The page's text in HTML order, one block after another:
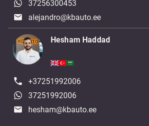
37256300453
alejandro@kbauto.ee
Hesham Haddad
+37251992006
37251992006
hesham@kbauto.ee